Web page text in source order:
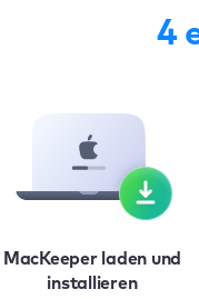
4
MacKeeper laden und
installieren